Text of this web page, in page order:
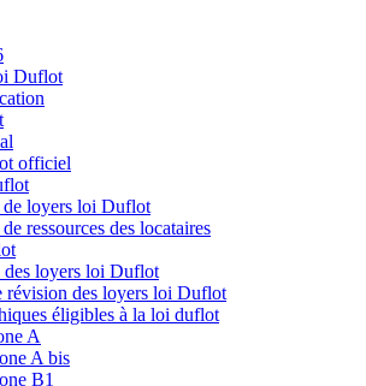
Duflot
officiel
de loyers loi Duflot
ressources des locataires
des loyers loi Duflot
révision des loyers loi Duflot
éligibles à la loi duflot
A
A bis
B1